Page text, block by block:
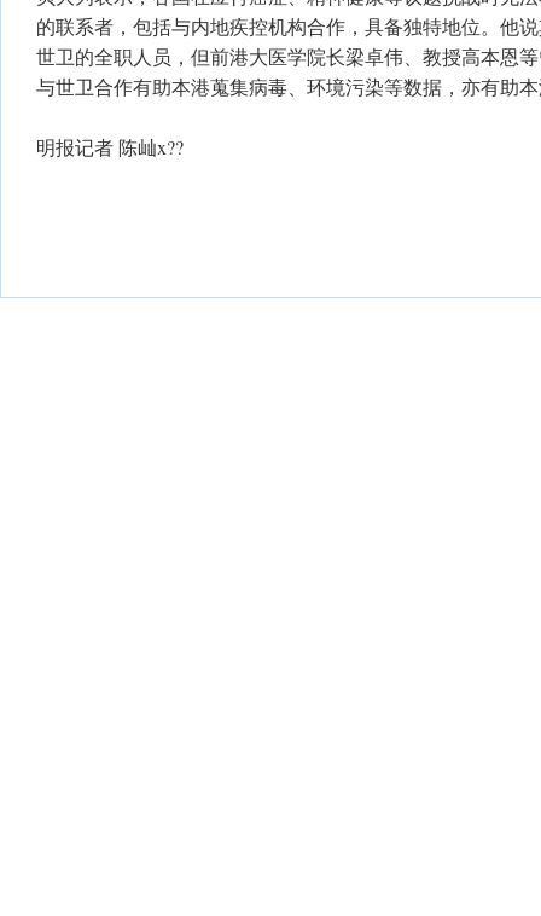
的联系者，包括与内地疾控机构合作，具备独特地位。他
世卫的全职人员，但前港大医学院长梁卓伟、教授高本恩
与世卫合作有助本港蒐集病毒、环境污染等数据，亦有助
明报记者 陈屾x??